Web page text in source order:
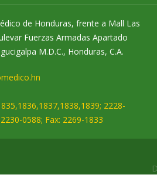
de Honduras, frente a Mall Las
Fuerzas Armadas Apartado
M.D.C., Honduras, C.A.
2228-
0588; Fax: 2269-1833